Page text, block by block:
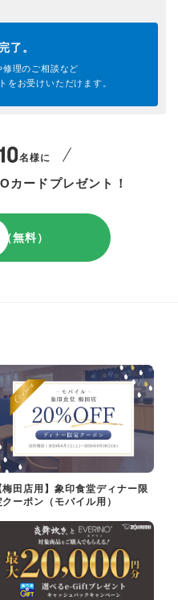
了。
修理のご相談など
を お受けいただけます。
名様に
カードプレゼント！
無料）
梅田店用】象印食堂ディナー限
クーポン（モバイル用）